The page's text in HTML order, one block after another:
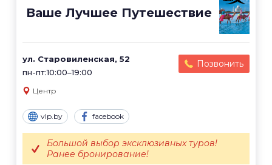
Ваше Лучшее Путешествие
ул. Старовиленская, 52
пн-пт:10:00–19:00
Позвонить
Центр
vlp.by facebook
Большой выбор эксклюзивных туров!
Ранее бронирование!